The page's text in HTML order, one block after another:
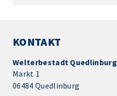
KONTAKT
Welterbestadt Quedlinburg
Markt 1
06484 Quedlinburg